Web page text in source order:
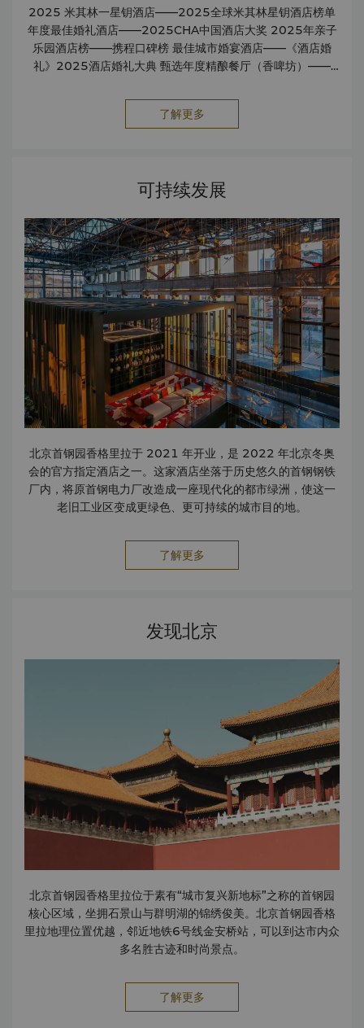
2025 米其林一星钥酒店——2025全球米其林星钥酒店榜单
年度最佳婚礼酒店——2025CHA中国酒店大奖 2025年亲子
乐园酒店榜——携程口碑榜 最佳城市婚宴酒店——《酒店婚
礼》2025酒店婚礼大典 甄选年度精酿餐厅（香啤坊）——
啤坊）——《都会METROPOLITAN》杂志2025年度酒店&
度推荐旅居——Time Out北京 2025年度卓越酒店——飞猪
旅行 2025年第十届中国必住酒店TOP50——新旅行 年度推
荐旅居——Time Out北京 年度精选亲子酒店——新旅行 年度
酒店自助餐厅（香景庭）——Time Out北京 年度精酿酒吧
（香啤坊）——Time Out北京 2024年设计感酒店榜——携
程口碑榜 2024 2023年美团人气酒店餐厅（香景庭）——美
团 2023年度人气亲子酒店——美团 年度精选亲子酒店——新
旅行 2023年设计感酒店榜——携程口碑榜 年度酒店自助餐厅
（香景庭）——Time Out北京 2023读者优选酒店——漫旅
中国 北京最佳会议接待酒店——2024 TTG China 旅游大奖
2024年必住榜——美团·酒店、大众点评 年度酒店大堂吧（电
厂酒廊）——That’s Beijing 年度挚选绿色环保酒店——意游
店榜单——悦游 年度最佳亲子酒店——2024CHA中国酒店大
奖 年度建筑设计酒店——睡咖 2024年度城市亲子酒店——界
面新闻 年度绿色生活方式酒店——2024生命星球WITrip公益
城市度假酒店 — 旅游天地 优选亲子酒店 — 酒店风尚夜 年度最
设计酒店 — 意游 年度精酿酒吧（香啤坊）— Time Out北京
度假酒店店 — 意游 年度出圈工业风酒店店 — 北京城市号 最佳
新开业酒店婚礼场地店 — 酒店婚礼 最佳新开业酒店店 — KOL
公信力金榜 最佳飨食之所店 — 环球美味 “年度改造”、“年度大
堂与公共区域”及“年度亚洲酒店” — 国际酒店设计杂志 五佳新
开酒店 — 界面 荣登2022北京100新消费榜旅居榜 — Time
活大赏 2022北京网红打卡地 — 北京市旅游行业协会、北京演
出行业协会及北京动漫游戏产业协会联合评选 甄选年度设计酒
店 — 生活元素 年度酒店自助餐厅（香景庭）— Time Out北
京 2021 甄选期待新开业酒店 — 生活元素 优选值得期待新开
业酒店 — 酒店风尚夜 2021年度中国最佳新开业酒店 — 21世
10) 8829 6950 rona.zhang@shangri-la.com
了解更多
可持续发展
北京首钢园香格里拉于 2021 年开业，是 2022 年北京冬奥
会的官方指定酒店之一。这家酒店坐落于历史悠久的首钢钢铁
厂内，将原首钢电力厂改造成一座现代化的都市绿洲，使这一
老旧工业区变成更绿色、更可持续的城市目的地。
了解更多
发现北京
北京首钢园香格里拉位于素有“城市复兴新地标”之称的首钢园
核心区域，坐拥石景山与群明湖的锦绣俊美。北京首钢园香格
里拉地理位置优越，邻近地铁6号线金安桥站，可以到达市内众
多名胜古迹和时尚景点。
了解更多